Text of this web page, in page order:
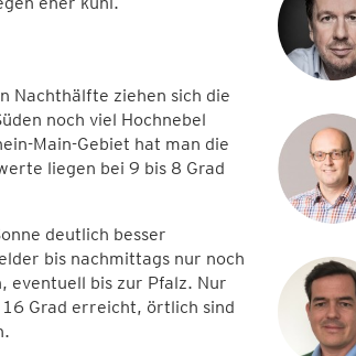
Nachthälfte ziehen sich die
noch viel Hochnebel
Main-Gebiet hat man die
liegen bei 9 bis 8 Grad
deutlich besser
bis nachmittags nur noch
eventuell bis zur Pfalz. Nur
Grad erreicht, örtlich sind